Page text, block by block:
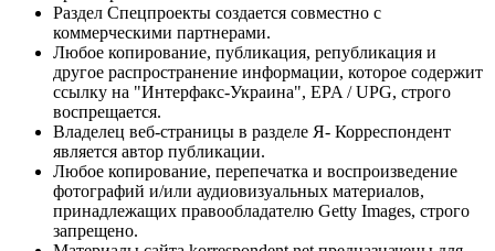
Раздел Спецпроекты создается совместно с
коммерческими партнерами.
Любое копирование, публикация, републикация и
другое распространение информации, которое содержит
ссылку на "Интерфакс-Украина", EPA / UPG, строго
воспрещается.
Владелец веб-страницы в разделе Я- Корреспондент
является автор публикации.
Любое копирование, перепечатка и воспроизведение
фотографий и/или аудиовизуальных материалов,
принадлежащих правообладателю Getty Images, строго
запрещено.